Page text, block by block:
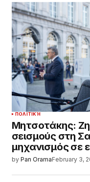
ΠΟΛΙΤΙΚΉ
Μητσοτάκης:
σεισμούς στη
μηχανισμός σε
by Pan OramaFebruary 3,